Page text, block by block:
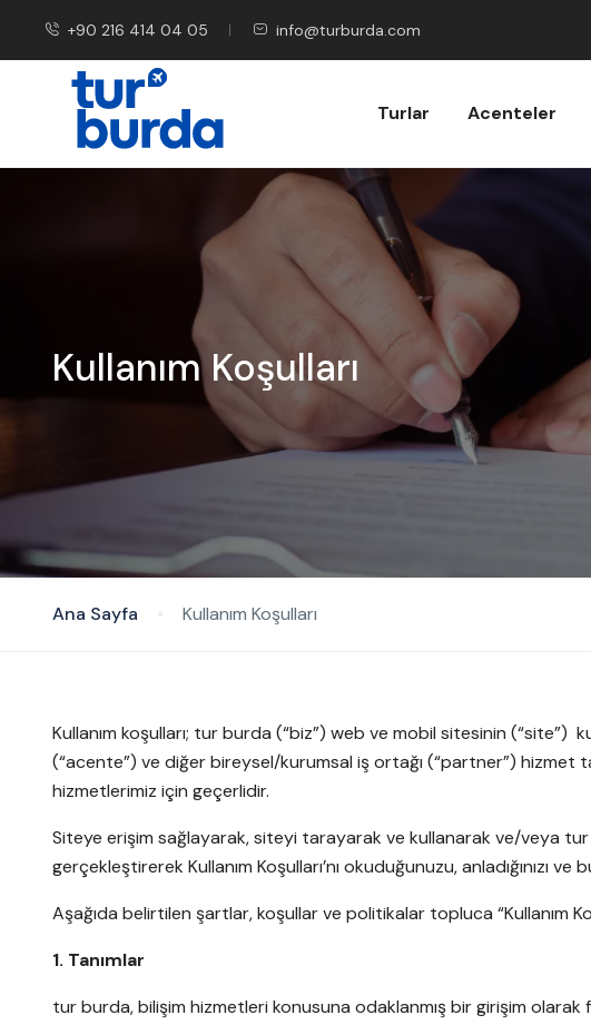
+90 216 414 04 05 info@turburda.com
Turlar Acenteler
Kullanım Koşulları
Ana Sayfa Kullanım Koşulları
Kullanım koşulları; tur burda (“biz”) web ve mobil sitesinin (“site”)
(“acente”) ve diğer bireysel/kurumsal iş ortağı (“partner”) hizmet
hizmetlerimiz için geçerlidir.
Siteye erişim sağlayarak, siteyi tarayarak ve kullanarak ve/veya
gerçekleştirerek Kullanım Koşulları’nı okuduğunuzu, anladığınızı
Aşağıda belirtilen şartlar, koşullar ve politikalar topluca “Kullanım
1. Tanımlar
tur burda, bilişim hizmetleri konusuna odaklanmış bir girişim